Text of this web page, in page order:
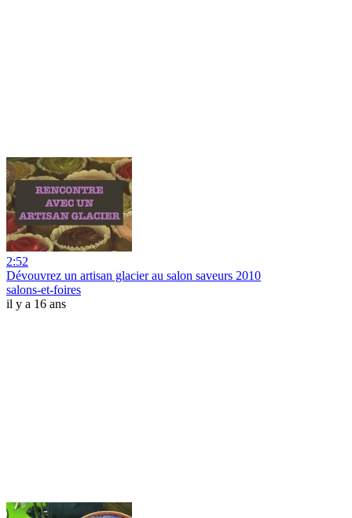
2:52
Dévouvrez un artisan glacier au salon saveurs 2010
salons-et-foires
il y a 16 ans